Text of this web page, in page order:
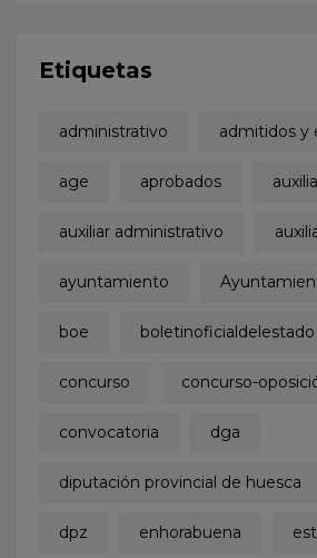
Etiquetas
administrativo admitidos y
age aprobados
auxiliar administrativo
ayuntamiento
boe boletinoficialdelestado
concurso concurso-
convocatoria dga
diputación provincial de huesca
dpz enhorabuena